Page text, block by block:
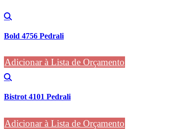
Bold 4756 Pedrali
Adicionar à Lista de Orçamento
Bistrot 4101 Pedrali
Adicionar à Lista de Orçamento